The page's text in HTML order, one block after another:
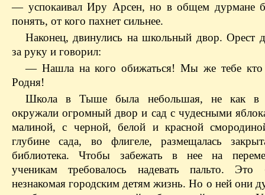
— успокаивал Иру Арсен, но в общем дурмане
понять, от кого пахнет сильнее.
Наконец, двинулись на школьный двор. Орест
за руку и говорил:
— Нашла на кого обижаться! Мы же тебе
Родня!
Школа в Тыше была небольшая, не как в
окружали огромный двор и сад с чудесными
малиной, с черной, белой и красной
глубине сада, во флигеле, размещалась
библиотека. Чтобы забежать в нее на
ученикам требовалось надевать пальто.
незнакомая городским детям жизнь. Но о ней они